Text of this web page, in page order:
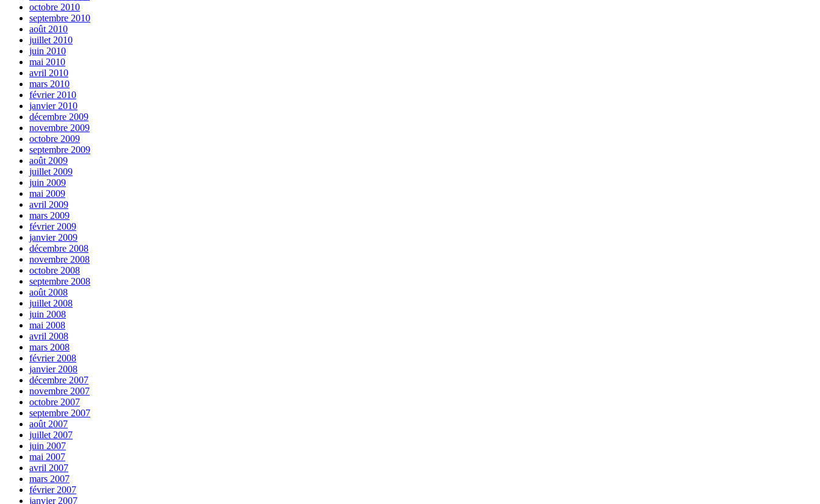
octobre 2010
septembre 2010
août 2010
juillet 2010
juin 2010
mai 2010
avril 2010
mars 2010
février 2010
janvier 2010
décembre 2009
novembre 2009
octobre 2009
septembre 2009
août 2009
juillet 2009
juin 2009
mai 2009
avril 2009
mars 2009
février 2009
janvier 2009
décembre 2008
novembre 2008
octobre 2008
septembre 2008
août 2008
juillet 2008
juin 2008
mai 2008
avril 2008
mars 2008
février 2008
janvier 2008
décembre 2007
novembre 2007
octobre 2007
septembre 2007
août 2007
juillet 2007
juin 2007
mai 2007
avril 2007
mars 2007
février 2007
janvier 2007